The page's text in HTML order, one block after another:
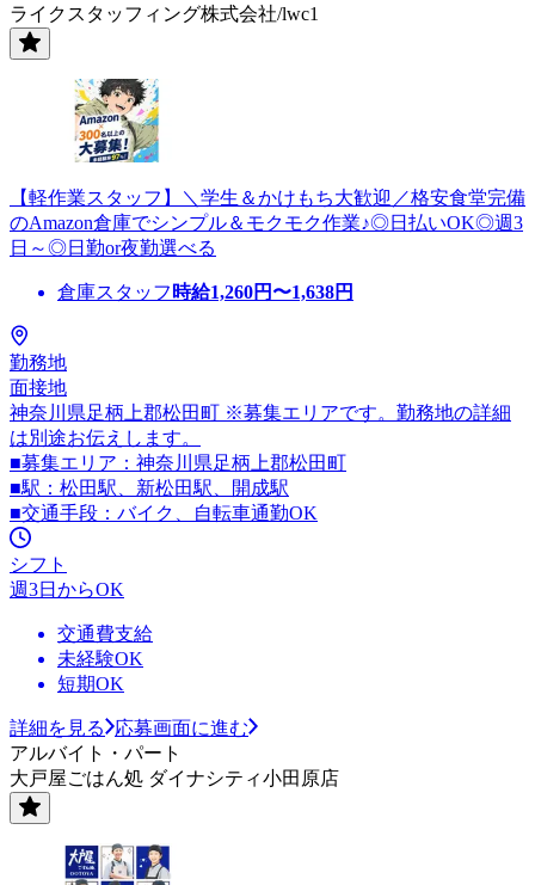
ライクスタッフィング株式会社/lwc1
【軽作業スタッフ】＼学生＆かけもち大歓迎／格安食堂完備
のAmazon倉庫でシンプル＆モクモク作業♪◎日払いOK◎週3
日～◎日勤or夜勤選べる
倉庫スタッフ 時給1,260円〜1,638円
勤務地
面接地
神奈川県足柄上郡松田町 ※募集エリアです。勤務地の詳細
は別途お伝えします。
■募集エリア：神奈川県足柄上郡松田町
■駅：松田駅、新松田駅、開成駅
■交通手段：バイク、自転車通勤OK
シフト
週3日からOK
交通費支給
未経験OK
短期OK
詳細を見る
応募画面に進む
アルバイト・パート
大戸屋ごはん処 ダイナシティ小田原店